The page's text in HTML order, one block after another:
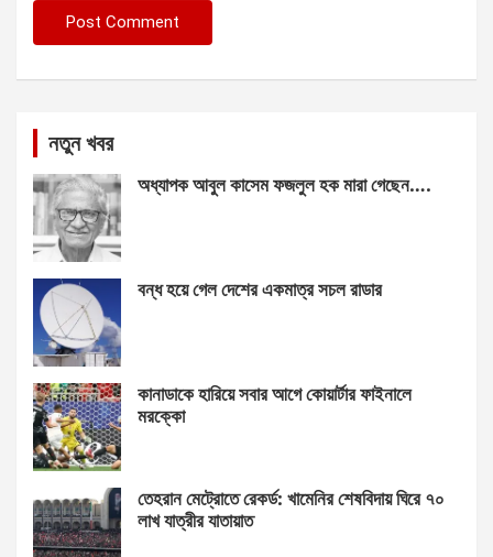
নতুন খবর
অধ্যাপক আবুল কাসেম ফজলুল হক মারা গেছেন….
বন্ধ হয়ে গেল দেশের একমাত্র সচল রাডার
কানাডাকে হারিয়ে সবার আগে কোয়ার্টার ফাইনালে
মরক্কো
তেহরান মেট্রোতে রেকর্ড: খামেনির শেষবিদায় ঘিরে ৭০
লাখ যাত্রীর যাতায়াত